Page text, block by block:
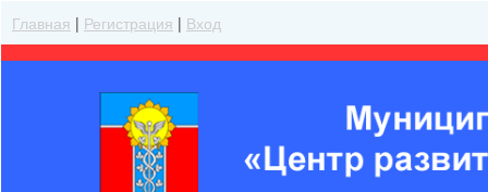
Главная | Регистрация | Вход